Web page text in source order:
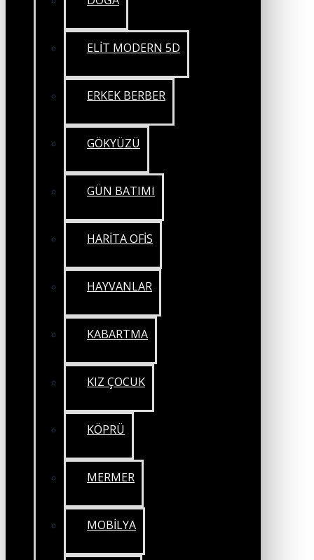
ELİT MODERN 5D
ERKEK BERBER
GÖKYÜZÜ
GÜN BATIMI
HARİTA OFİS
HAYVANLAR
KABARTMA
KIZ ÇOCUK
KÖPRÜ
MERMER
MOBİLYA